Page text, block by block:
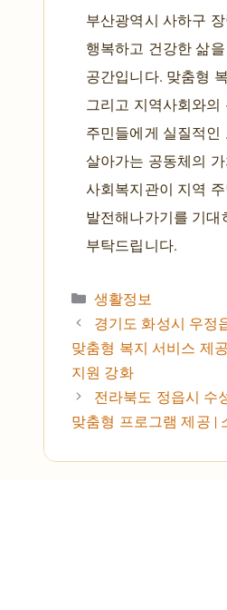
부산광역시 사하구
행복하고 건강한 삶
공간입니다. 맞춤형
그리고 지역사회와
주민들에게 실질적
살아가는 공동체의
사회복지관이 지역
발전해나가기를 기
부탁드립니다.
카테고리
생활정보
경기도 화성시 우정
맞춤형 복지 서비스 제
지원 강화
전라북도 정읍시 수
맞춤형 프로그램 제공 |